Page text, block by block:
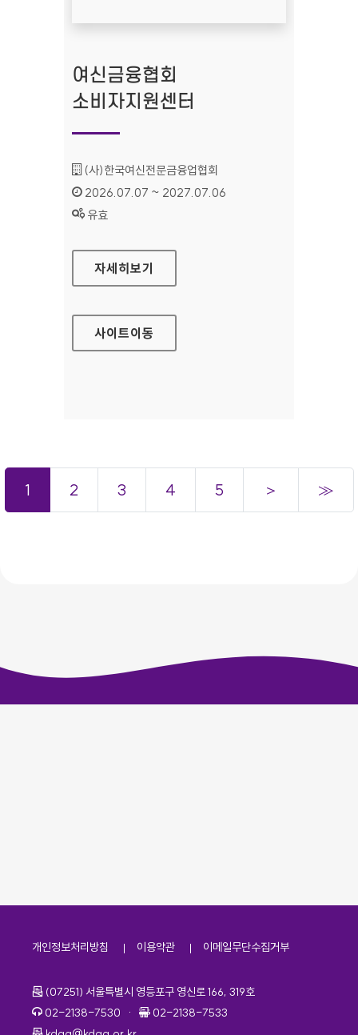
여신금융협회
소비자지원센터
기관명 :
(사)한국여신전문금융업협회
인증기간 :
2026.07.07 ~ 2027.07.06
상태 :
유효
여신금융협회 소비자지원센터
자세히보기
사이트이동
1 2 3 4 5 ＞ ≫
개인정보처리방침 이용약관 이메일무단수집거부
주소
(07251) 서울특별시 영등포구 영신로 166, 319호
전화번호
02-2138-7530 · 팩스번호
02-2138-7533